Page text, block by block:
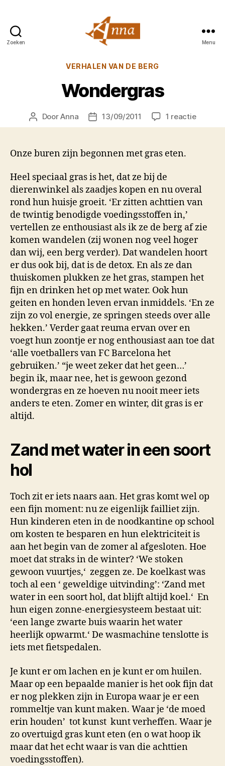
Zoeken
van
Menu
Categorieën
VERHALEN VAN DE BERG
Wondergras
Berichtauteur
DoorAnna Berichtdatum
13/09/2011 1 reactieop
Onze buren zijn begonnen met gras eten.
Heel speciaal gras is het, dat ze bij de
dierenwinkel als zaadjes kopen en nu overal
rond hun huisje groeit. ‘Er zitten achttien van
de twintig benodigde voedingsstoffen in,’
vertellen ze enthousiast als ik ze de berg af zie
komen wandelen (zij wonen nog veel hoger
dan wij, een berg verder). Dat wandelen hoort
er dus ook bij, dat is de detox. En als ze dan
thuiskomen plukken ze het gras, stampen het
fijn en drinken het op met water. Ook hun
geiten en honden leven ervan inmiddels. ‘En ze
zijn zo vol energie, ze springen steeds over alle
hekken.’ Verder gaat reuma ervan over en
voegt hun zoontje er nog enthousiast aan toe dat
‘alle voetballers van FC Barcelona het
gebruiken.’ “je weet zeker dat het geen…’
begin ik, maar nee, het is gewoon gezond
wondergras en ze hoeven nu nooit meer iets
anders te eten. Zomer en winter, dit gras is er
altijd.
Zand met water in een soort
hol
Toch zit er iets naars aan. Het gras komt wel op
een fijn moment: nu ze eigenlijk failliet zijn.
Hun kinderen eten in de noodkantine op school
om kosten te besparen en hun elektriciteit is
aan het begin van de zomer al afgesloten. Hoe
moet dat straks in de winter? ‘We stoken
gewoon vuurtjes,‘ zeggen ze. De koelkast was
toch al een ‘ geweldige uitvinding’: ‘Zand met
water in een soort hol, dat blijft altijd koel.‘ En
hun eigen zonne-energiesysteem bestaat uit:
‘een lange zwarte buis waarin het water
heerlijk opwarmt.‘ De wasmachine tenslotte is
iets met fietspedalen.
Je kunt er om lachen en je kunt er om huilen.
Maar op een bepaalde manier is het ook fijn dat
er nog plekken zijn in Europa waar je er een
rommeltje van kunt maken. Waar je ‘de moed
erin houden’ tot kunst kunt verheffen. Waar je
zo overtuigd gras kunt eten (en o wat hoop ik
maar dat het echt waar is van die achttien
voedingsstoffen).